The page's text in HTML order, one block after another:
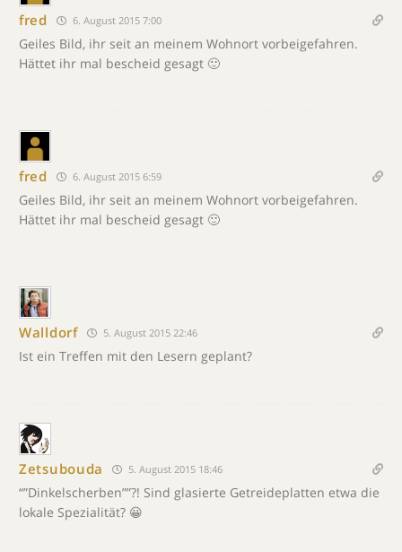
fred 6. August 2015 7:00
Geiles Bild, ihr seit an meinem Wohnort vorbeigefahren.
Hättet ihr mal bescheid gesagt 🙂
fred 6. August 2015 6:59
Geiles Bild, ihr seit an meinem Wohnort vorbeigefahren.
Hättet ihr mal bescheid gesagt 🙂
Walldorf 5. August 2015 22:46
Ist ein Treffen mit den Lesern geplant?
Zetsubouda 5. August 2015 18:46
“”Dinkelscherben””?! Sind glasierte Getreideplatten etwa die
lokale Spezialität? 😀